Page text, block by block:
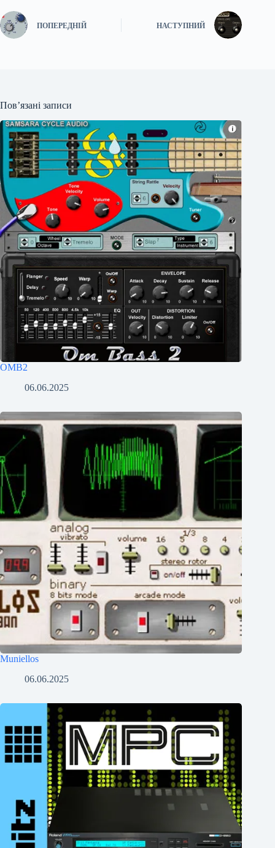
ПОПЕРЕДНІЙ НАСТУПНИЙ
Пов’язані записи
OMB2
06.06.2025
Muniellos
06.06.2025